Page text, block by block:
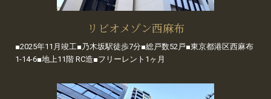
リビオメゾン西麻布
■2025年11月竣工■乃木坂駅徒歩7分■総戸数52戸■東京都港区西麻布
1-14-6■地上11階 RC造■フリーレント1ヶ月